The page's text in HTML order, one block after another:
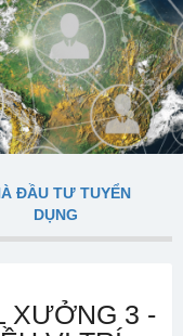
ĐẦU TƯ TUYỂN
DỤNG
XƯỞNG 3 -